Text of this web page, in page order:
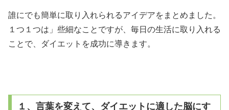
誰にでも簡単に取り入れられるアイデアをまとめました。
１つ１つは」些細なことですが、毎日の生活に取り入れる
ことで、ダイエットを成功に導きます。
１、言葉を変えて、ダイエットに適した脳にす